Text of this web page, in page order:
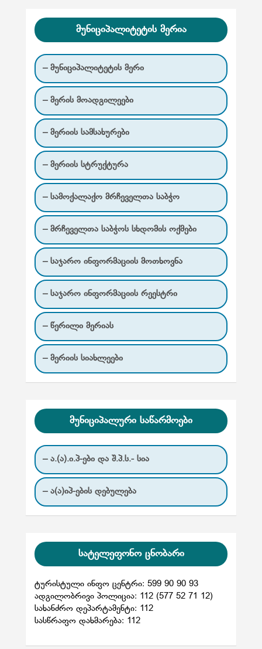
მუნიციპალიტეტის მერია
– მუნიციპალიტეტის მერი
– მერის მოადგილეები
– მერიის სამსახურები
– მერიის სტრუქტურა
– სამოქალაქო მრჩეველთა საბჭო
– მრჩეველთა საბჭოს სხდომის ოქმები
– საჯარო ინფორმაციის მოთხოვნა
– საჯარო ინფორმაციის რეესტრი
– წერილი მერიას
– მერიის სიახლეები
მუნიციპალური საწარმოები
– ა.(ა).ი.პ-ები და შ.პ.ს.- სია
– ა(ა)იპ-ების დებულება
სატელეფონო ცნობარი
ტურისტული ინფო ცენტრი: 599 90 90 93
ადგილობრივი პოლიცია: 112 (577 52 71 12)
სახანძრო დეპარტამენტი: 112
სასწრაფო დახმარება: 112